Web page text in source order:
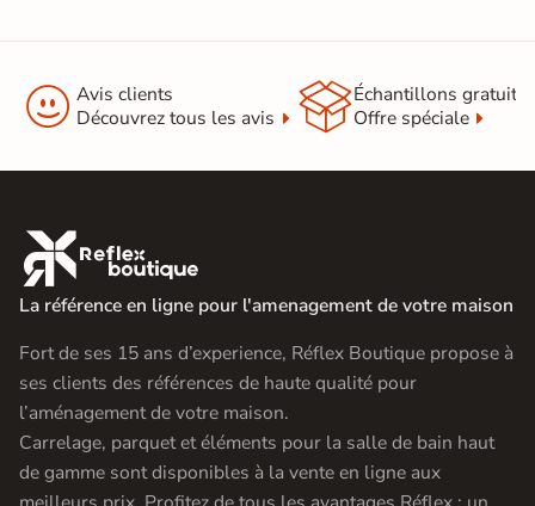
 Avis clients
Découvrez tous les avis
Échantillons gratuit
Offre spéciale

La référence en ligne pour l'amenagement de votre maison
Fort de ses 15 ans d’experience, Réflex Boutique propose à
ses clients des références de haute qualité pour
l’aménagement de votre maison.
Carrelage, parquet et éléments pour la salle de bain haut
de gamme sont disponibles à la vente en ligne aux